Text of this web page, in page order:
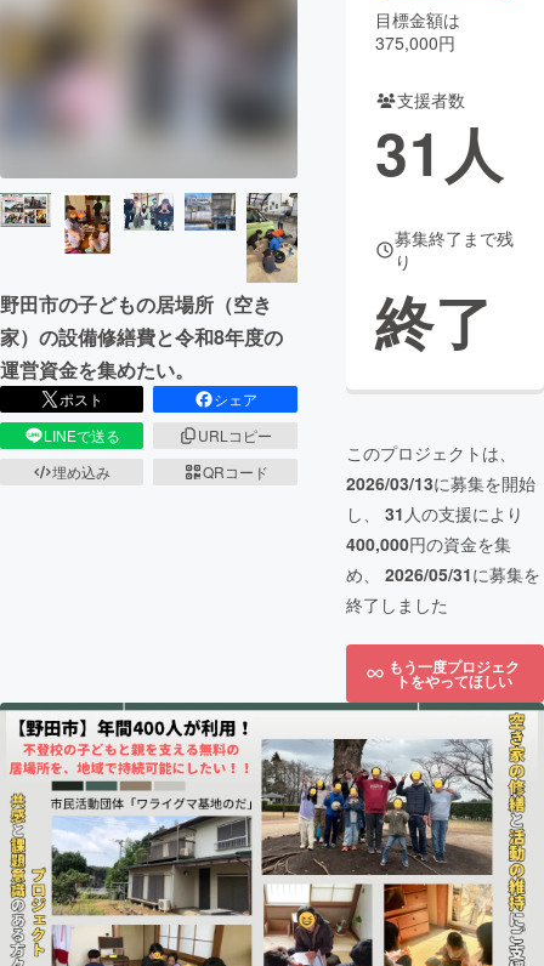
CAMPFIREふるさと納税
コミュニティ
野田市の子どもの居場所（空き
家）の設備修繕費と令和8年度の
運営資金を集めたい。
ポスト
シェア
LINEで送る
URLコピー
埋め込み
QRコード
目標金額は
375,000円
支援者数
31 人
募集終了まで残
り
終了
このプロジェクトは、
2026/03/13に募集を開始
し、 31 人の支援により
400,000円の資金を集
め、 2026/05/31に募集を
終了しました
もう一度プロジェク
トをやってほしい